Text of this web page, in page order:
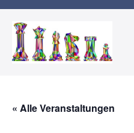
« Alle Veranstaltungen